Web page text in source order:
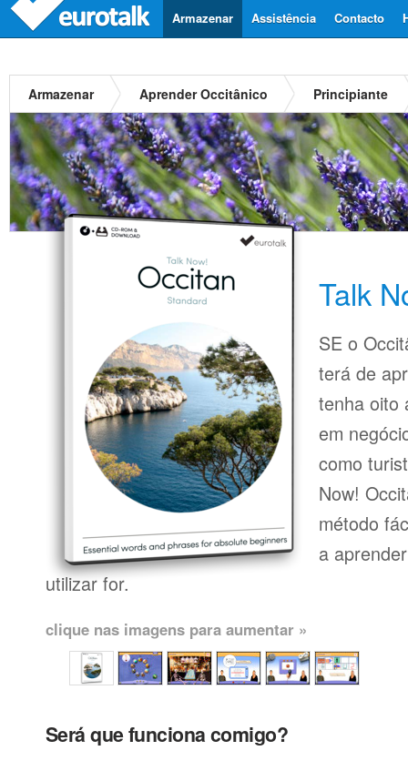
Contacto
Assistência
Armazenar
Armazenar Aprender Occitânico Principiante
Talk
SE o
terá de
tenha oito
em
como
Now!
método
a
utilizar for.
clique nas imagens para aumentar »
Será que funciona comigo?